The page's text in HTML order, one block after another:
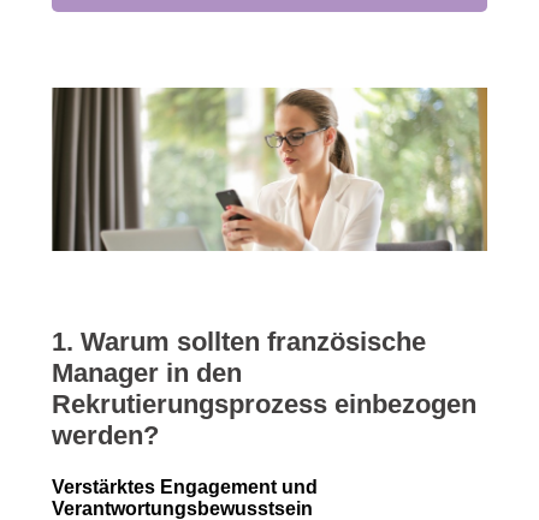
1. Warum sollten französische
Manager in den
Rekrutierungsprozess einbezogen
werden?
Verstärktes Engagement und
Verantwortungsbewusstsein